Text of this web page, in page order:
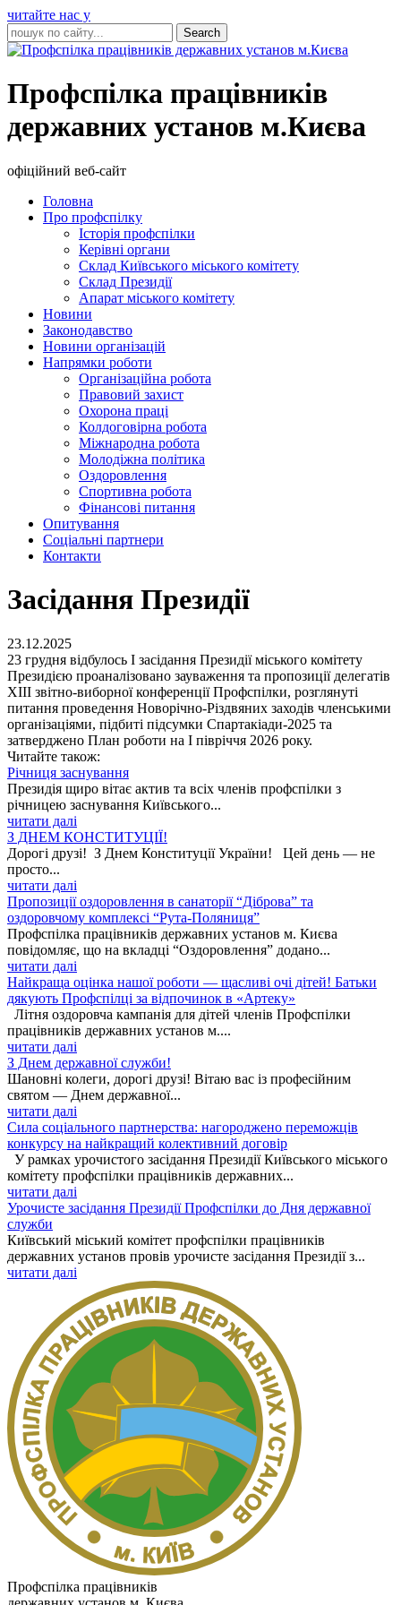
читайте нас у
Профспілка працівників
державних установ м.Києва
офіційний веб-сайт
Головна
Про профспілку
Історія профспілки
Керівні органи
Склад Київського міського комітету
Склад Президії
Апарат міського комітету
Новини
Законодавство
Новини організацій
Напрямки роботи
Організаційна робота
Правовий захист
Охорона праці
Колдоговірна робота
Міжнародна робота
Молодіжна політика
Оздоровлення
Спортивна робота
Фінансові питання
Опитування
Соціальні партнери
Контакти
Засідання Президії
23.12.2025
23 грудня відбулось I засідання Президії міського комітету
Президією проаналізовано зауваження та пропозиції делегатів
XIII звітно-виборної конференції Профспілки, розглянуті
питання проведення Новорічно-Різдвяних заходів членськими
організаціями, підбиті підсумки Спартакіади-2025 та
затверджено План роботи на І півріччя 2026 року.
Читайте також:
Річниця заснування
Президія щиро вітає актив та всіх членів профспілки з
річницею заснування Київського...
читати далі
З ДНЕМ КОНСТИТУЦІЇ!
Дорогі друзі! З Днем Конституції України! Цей день — не
просто...
читати далі
Пропозиції оздоровлення в санаторії “Діброва” та
оздоровчому комплексі “Рута-Поляниця”
Профспілка працівників державних установ м. Києва
повідомляє, що на вкладці “Оздоровлення” додано...
читати далі
Найкраща оцінка нашої роботи — щасливі очі дітей! Батьки
дякують Профспілці за відпочинок в «Артеку»
Літня оздоровча кампанія для дітей членів Профспілки
працівників державних установ м....
читати далі
З Днем державної служби!
Шановні колеги, дорогі друзі! Вітаю вас із професійним
святом — Днем державної...
читати далі
Сила соціального партнерства: нагороджено переможців
конкурсу на найкращий колективний договір
У рамках урочистого засідання Президії Київського міського
комітету профспілки працівників державних...
читати далі
Урочисте засідання Президії Профспілки до Дня державної
служби
Київський міський комітет профспілки працівників
державних установ провів урочисте засідання Президії з...
читати далі
Профспілка працівників